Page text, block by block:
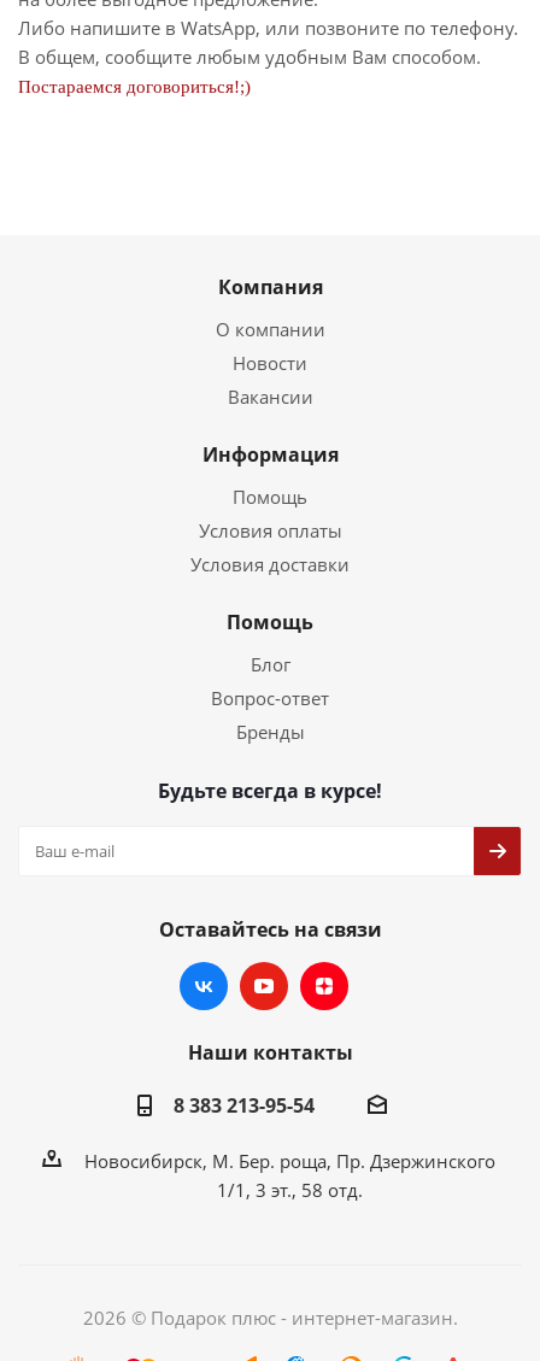
Либо напишите в WatsApp, или позвоните по телефону.
В общем, сообщите любым удобным Вам способом.
Постараемся договориться!;)
Компания
О компании
Новости
Вакансии
Информация
Помощь
Условия оплаты
Условия доставки
Помощь
Блог
Вопрос-ответ
Бренды
Будьте всегда в курсе!
Оставайтесь на связи
Наши контакты
8 383 213-95-54
Новосибирск, М. Бер. роща, Пр. Дзержинского
1/1, 3 эт., 58 отд.
2026 © Подарок плюс - интернет-магазин.